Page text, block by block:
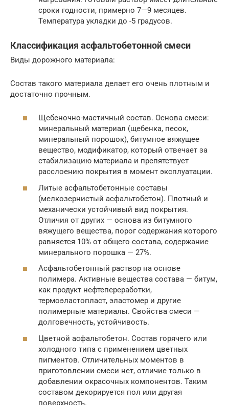
сроки годности, примерно 7—9 месяцев.
Температура укладки до -5 градусов.
Классификация асфальтобетонной смеси
Виды дорожного материала:
Состав такого материала делает его очень плотным и
достаточно прочным.
Щебеночно-мастичный состав. Основа смеси:
минеральный материал (щебенка, песок,
минеральный порошок), битумное вяжущее
вещество, модификатор, который отвечает за
стабилизацию материала и препятствует
расслоению покрытия в момент эксплуатации.
Литые асфальтобетонные составы
(мелкозернистый асфальтобетон). Плотный и
механически устойчивый вид покрытия.
Отличия от других — основа из битумного
вяжущего вещества, порог содержания которого
равняется 10% от общего состава, содержание
минерального порошка — 27%.
Асфальтобетонный раствор на основе
полимера. Активные вещества состава — битум,
как продукт нефтепереработки,
термоэластопласт, эластомер и другие
полимерные материалы. Свойства смеси —
долговечность, устойчивость.
Цветной асфальтобетон. Состав горячего или
холодного типа с применением цветных
пигментов. Отличительных моментов в
приготовлении смеси нет, отличие только в
добавлении окрасочных компонентов. Таким
составом декорируется пол или другая
поверхность.